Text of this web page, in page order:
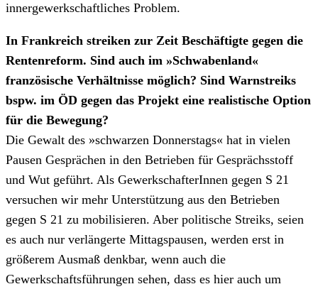
innergewerkschaftliches Problem.
In Frankreich streiken zur Zeit Beschäftigte gegen die
Rentenreform. Sind auch im »Schwabenland«
französische Verhältnisse möglich? Sind Warnstreiks
bspw. im ÖD gegen das Projekt eine realistische Option
für die Bewegung?
Die Gewalt des »schwarzen Donnerstags« hat in vielen
Pausen Gesprächen in den Betrieben für Gesprächsstoff
und Wut geführt. Als GewerkschafterInnen gegen S 21
versuchen wir mehr Unterstützung aus den Betrieben
gegen S 21 zu mobilisieren. Aber politische Streiks, seien
es auch nur verlängerte Mittagspausen, werden erst in
größerem Ausmaß denkbar, wenn auch die
Gewerkschaftsführungen sehen, dass es hier auch um